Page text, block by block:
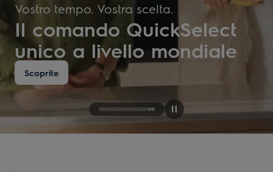
Vostro tempo. Vostra scelta.
Il comando QuickSelect
unico a livello mondiale
Scoprite